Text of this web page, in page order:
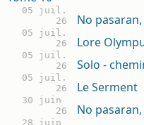
05 juil.
26
No
05 juil.
26
Lore
05 juil.
26
Solo -
05 juil.
26
Le Serment
30 juin
26
No
28 juin